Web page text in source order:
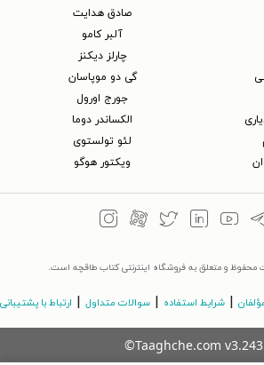
صادق هدایت
آلبر کامو
چارلز دیکنز
گی دو موپاسان
جورج اورول
الکساندر دوما
لئو تولستوی
ویکتور هوگو
و متعلق به فروشگاه اینترنتی کتاب طاقچه است.
شرایط استفاده سوالات متداول ارتباط با پشتیبانی
©Taaghche.com v